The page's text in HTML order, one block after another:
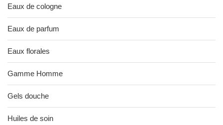
Eaux de cologne
Eaux de parfum
Eaux florales
Gamme Homme
Gels douche
Huiles de soin